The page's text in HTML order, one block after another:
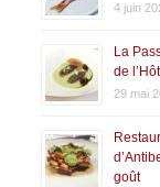
4 juin
La
de
29 mai
goût